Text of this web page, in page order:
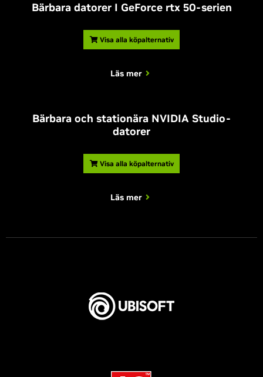
Bärbara datorer I GeForce rtx 50-serien
Visa alla köpalternativ
Läs mer
Bärbara och stationära NVIDIA Studio-
datorer
Visa alla köpalternativ
Läs mer